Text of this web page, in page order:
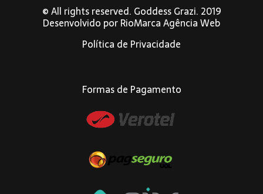
© All rights reserved. Goddess Grazi. 2019
Desenvolvido porRioMarca Agência Web
Política de Privacidade
Formas de Pagamento